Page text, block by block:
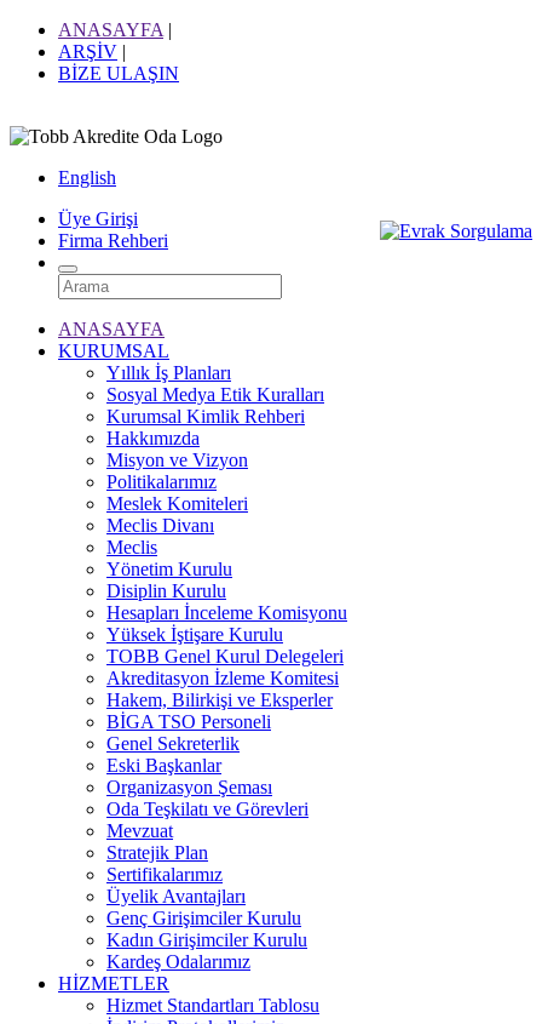
ANASAYFA |
ARŞİV |
BİZE ULAŞIN
English
Üye Girişi
Firma Rehberi
ANASAYFA
KURUMSAL
Yıllık İş Planları
Sosyal Medya Etik Kuralları
Kurumsal Kimlik Rehberi
Hakkımızda
Misyon ve Vizyon
Politikalarımız
Meslek Komiteleri
Meclis Divanı
Meclis
Yönetim Kurulu
Disiplin Kurulu
Hesapları İnceleme Komisyonu
Yüksek İştişare Kurulu
TOBB Genel Kurul Delegeleri
Akreditasyon İzleme Komitesi
Hakem, Bilirkişi ve Eksperler
BİGA TSO Personeli
Genel Sekreterlik
Eski Başkanlar
Organizasyon Şeması
Oda Teşkilatı ve Görevleri
Mevzuat
Stratejik Plan
Sertifikalarımız
Üyelik Avantajları
Genç Girişimciler Kurulu
Kadın Girişimciler Kurulu
Kardeş Odalarımız
HİZMETLER
Hizmet Standartları Tablosu